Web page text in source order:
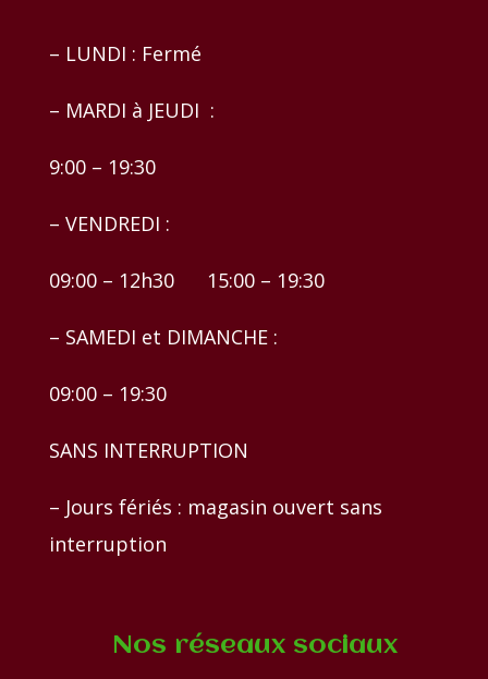
– LUNDI : Fermé
– MARDI à JEUDI :
9:00 – 19:30
– VENDREDI :
09:00 – 12h30 15:00 – 19:30
– SAMEDI et DIMANCHE :
09:00 – 19:30
SANS INTERRUPTION
– Jours fériés : magasin ouvert sans
interruption
Nos réseaux sociaux